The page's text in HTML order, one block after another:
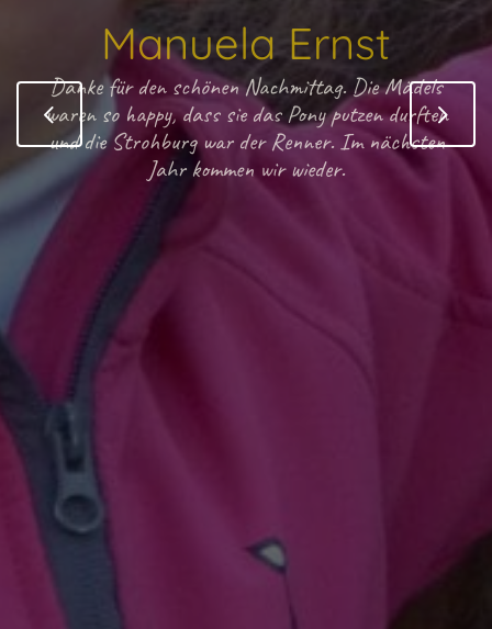
Manuela Ernst
Danke für den schönen Nachmittag. Die Mädels
waren so happy, dass sie das Pony putzen durften
und die Strohburg war der Renner. Im nächsten
Jahr kommen wir wieder.
Weiter